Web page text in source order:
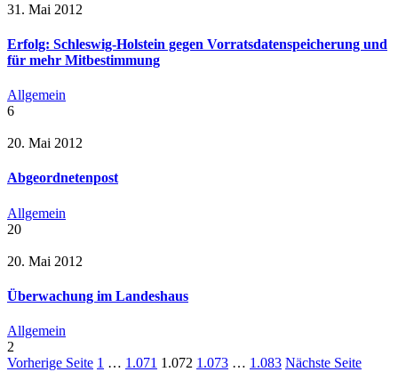
31. Mai 2012
Erfolg: Schleswig-Holstein gegen Vorratsdatenspeicherung und
für mehr Mitbestimmung
Allgemein
6
20. Mai 2012
Abgeordnetenpost
Allgemein
20
20. Mai 2012
Überwachung im Landeshaus
Allgemein
2
Vorherige Seite 1 … 1.071 1.072 1.073 … 1.083 Nächste Seite